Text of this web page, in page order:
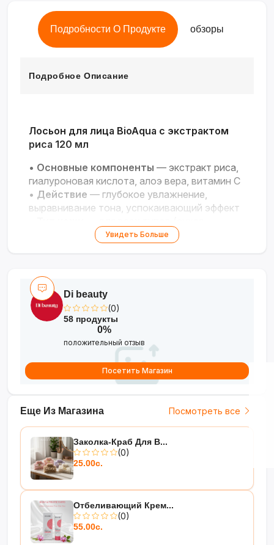
Подробности О Продукте обзоры
Подробное Описание
Лосьон для лица BioAqua с экстрактом
риса 120 мл
• Основные компоненты — экстракт риса,
гиалуроновая кислота, алоэ вера, витамин C
• Действие — глубокое увлажнение,
выравнивание тона, успокаивающий эффект
жирная, комбинированная)
вашей кожи!
Увидеть Больше
Еще Из Магазина Посмотреть все
Заколка-Краб Для В...
(0)
25.00с.
Отбеливающий Крем...
(0)
55.00с.
Di beauty
(0)
58 продукты
0%
положительный отзыв
Посетить Магазин